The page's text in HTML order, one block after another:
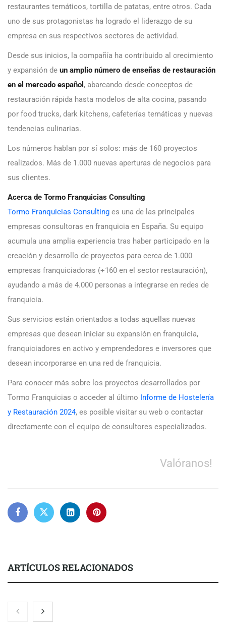
restaurantes temáticos, tortilla de patatas, entre otros. Cada
uno de sus protagonistas ha logrado el liderazgo de su
empresa en sus respectivos sectores de actividad.
Desde sus inicios, la compañía ha contribuido al crecimiento
y expansión de un amplio número de enseñas de restauración
en el mercado español , abarcando desde conceptos de
restauración rápida hasta modelos de alta cocina, pasando
por food trucks, dark kitchens, cafeterías temáticas y nuevas
tendencias culinarias.
Los números hablan por sí solos: más de 160 proyectos
realizados. Más de 1.000 nuevas aperturas de negocios para
sus clientes.
Acerca de Tormo Franquicias Consulting
Tormo Franquicias Consulting es una de las principales
empresas consultoras en franquicia en España. Su equipo
acumula una amplia experiencia tras haber participado en la
creación y desarrollo de proyectos para cerca de 1.000
empresas franquiciadoras (+160 en el sector restauración),
ayudando a más de 4.000 personas a integrarse en redes de
franquicia.
Sus servicios están orientados a todas aquellas nuevas
empresas que desean iniciar su expansión en franquicia,
franquiciadores en activo y emprendedores e inversores que
desean incorporarse en una red de franquicia.
Para conocer más sobre los proyectos desarrollados por
Tormo Franquicias o acceder al último Informe de Hostelería
y Restauración 2024, es posible visitar su web o contactar
directamente con el equipo de consultores especializados.
Valóranos!
ARTÍCULOS RELACIONADOS
Nicols presenta seis modelos de anillos de compromiso para el
eclipse solar del 12 de agosto